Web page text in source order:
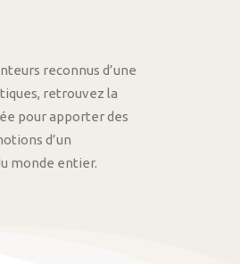
reconnus d’une
retrouvez la
pour apporter des
d’un
monde entier.